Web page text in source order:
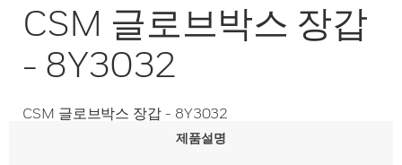
CSM 글로브박스 장갑
- 8Y3032
CSM 글로브박스 장갑 - 8Y3032
제품설명